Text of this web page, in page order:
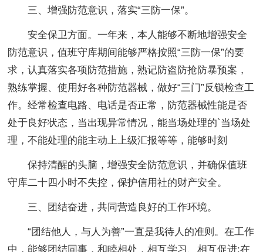
三、增强防范意识，落实“三防一保”。
安全保卫方面。一年来，本人能够不断地增强安全
防范意识，值班守库期间能够严格按照“三防一保”的要
求，认真落实各项防范措施，熟记防盗防抢防暴预案，
熟练掌握、使用好各种防范器械，做好“三门”反锁检查工
作。经常检查电路、电话是否正常，防范器械性能是否
处于良好状态，当出现异常情况，能当场处理的`当场处
理，不能处理的能主动上上级汇报等等，能够时刻
保持清醒的头脑，增强安全防范意识，并确保值班
守库二十四小时不失控，保护信用社的财产安全。
三、团结奋进，共同营造良好的工作环境。
“团结他人，与人为善”一直是我待人的准则。在工作
中，能够团结同事，和睦相处，相互学习、相互促进;在